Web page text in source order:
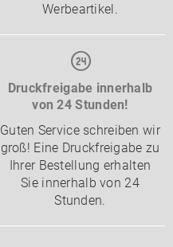
Werbeartikel.
Druckfreigabe innerhalb
von 24 Stunden!
Guten Service schreiben wir
groß! Eine Druckfreigabe zu
Ihrer Bestellung erhalten
Sie innerhalb von 24
Stunden.